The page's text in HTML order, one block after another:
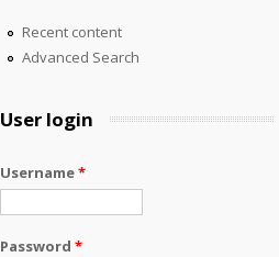
Recent content
Advanced Search
User login
Username*
Password *